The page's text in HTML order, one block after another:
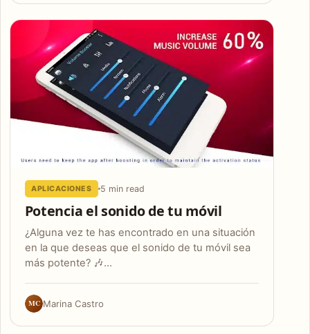
APLICACIONES 5 min read
Potencia el sonido de tu móvil
¿Alguna vez te has encontrado en una situación
en la que deseas que el sonido de tu móvil sea
más potente? 🎶…
MC Marina Castro